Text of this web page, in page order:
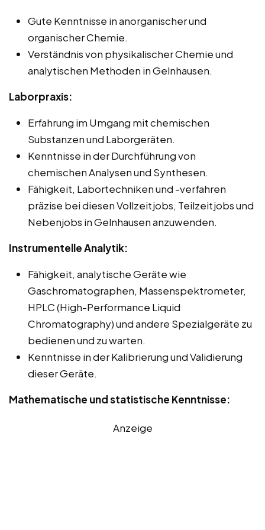
Gute Kenntnisse in anorganischer und
organischer Chemie.
Verständnis von physikalischer Chemie und
analytischen Methoden in Gelnhausen.
Laborpraxis:
Erfahrung im Umgang mit chemischen
Substanzen und Laborgeräten.
Kenntnisse in der Durchführung von
chemischen Analysen und Synthesen.
Fähigkeit, Labortechniken und -verfahren
präzise bei diesen Vollzeitjobs, Teilzeitjobs und
Nebenjobs in Gelnhausen anzuwenden.
Instrumentelle Analytik:
Fähigkeit, analytische Geräte wie
Gaschromatographen, Massenspektrometer,
HPLC (High-Performance Liquid
Chromatography) und andere Spezialgeräte zu
bedienen und zu warten.
Kenntnisse in der Kalibrierung und Validierung
dieser Geräte.
Mathematische und statistische Kenntnisse:
Anzeige